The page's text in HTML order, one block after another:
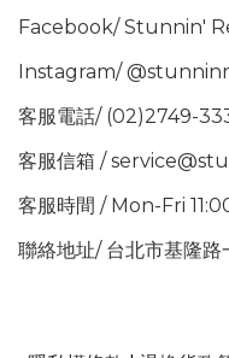
Facebook/Stunnin'
Instagram/
客服電話/ (02)2749-
客服信箱 /
客服時間 / Mon-Fri
聯絡地址/ 台北市基隆路